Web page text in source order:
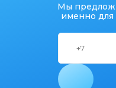
Мы
именно